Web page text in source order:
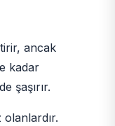
ancak
kadar
şaşırır.